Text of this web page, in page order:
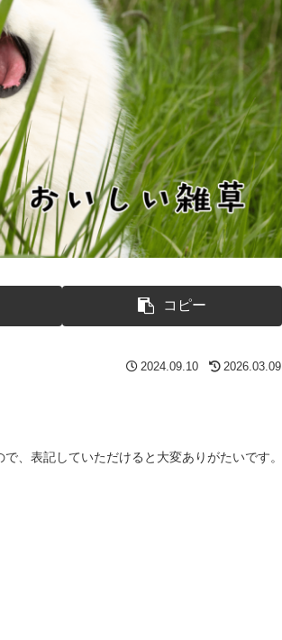
コピー
2024.09.10 2026.03.09
、表記していただけると大変ありがたいです。